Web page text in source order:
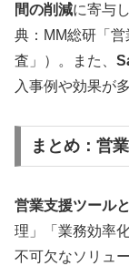
間の削減に寄与
典：MM総研「
査」）。また、
入事例や効果が
まとめ：営
営業支援ツール
理」「業務効率
不可欠なソリュ